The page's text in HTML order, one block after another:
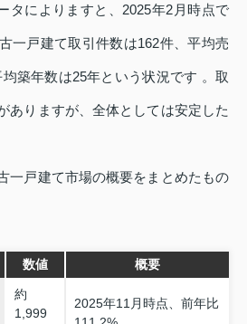
タによりますと、2025年2月時点で
一戸建て取引件数は162件、平均売
築年数は25年という状況です 。取
ありますが、全体としては安定した
一戸建て市場の概要をまとめたもの
数値 概要
約
1,999
2025年11月時点、前年比